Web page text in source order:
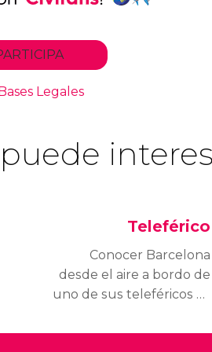
Teleférico
Conocer Barcelona
desde el aire a bordo de
uno de sus teleféricos es
única. Conoce las rutas,